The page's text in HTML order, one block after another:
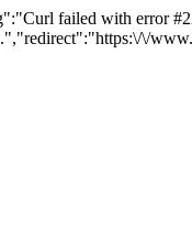
failed with error
\/